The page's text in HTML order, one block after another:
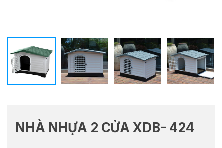
NHÀ NHỰA 2 CỬA XDB- 424